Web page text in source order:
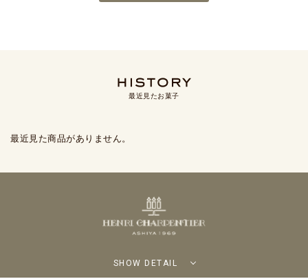
最近見たお菓子
最近見た商品がありません。
SHOW DETAIL